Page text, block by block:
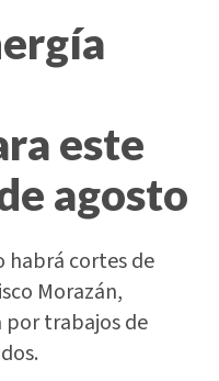
este
agosto
habrá cortes de
Morazán,
por trabajos de